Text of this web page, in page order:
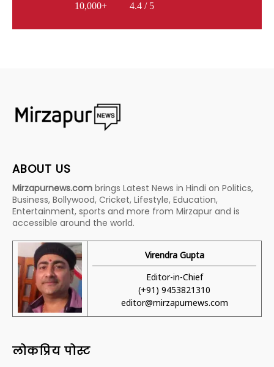
10,000+
4.4 / 5
ABOUT US
Mirzapurnews.com brings Latest News in Hindi on Politics,
Business, Bollywood, Cricket, Lifestyle, Education,
Entertainment, sports and more from Mirzapur and is
accessible around the world.
Virendra Gupta
Editor-in-Chief
(+91) 9453821310
editor@mirzapurnews.com
लोकप्रिय पोस्ट